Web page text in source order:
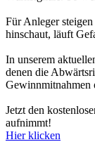
Für Anleger
hinschaut, läuft
In unserem
denen die
Gewinnmitnahmen
Jetzt den
aufnimmt!
Hier klicken